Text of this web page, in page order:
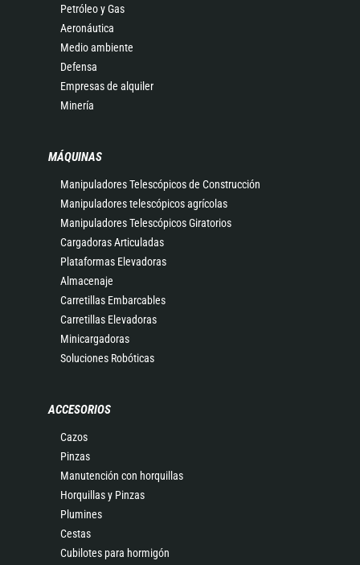
Petróleo y Gas
Aeronáutica
Medio ambiente
Defensa
Empresas de alquiler
Minería
MÁQUINAS
Manipuladores Telescópicos de Construcción
Manipuladores telescópicos agrícolas
Manipuladores Telescópicos Giratorios
Cargadoras Articuladas
Plataformas Elevadoras
Almacenaje
Carretillas Embarcables
Carretillas Elevadoras
Minicargadoras
Soluciones Robóticas
ACCESORIOS
Cazos
Pinzas
Manutención con horquillas
Horquillas y Pinzas
Plumines
Cestas
Cubilotes para hormigón